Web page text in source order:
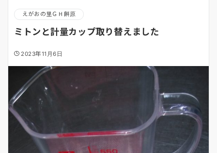
えがおの里ＧＨ餅原
ミトンと計量カップ取り替えました
2023年11月6日